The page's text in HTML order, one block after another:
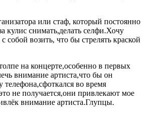
или стаф, который постоянно
кулис снимать,делать селфи.Хочу
собой возить, что бы стрелять краской
на концерте,особенно в первых
внимание артиста,что бы он
телефона,сфоткался во время
не получается,они привлекают мое
внимание артиста.Глупцы.